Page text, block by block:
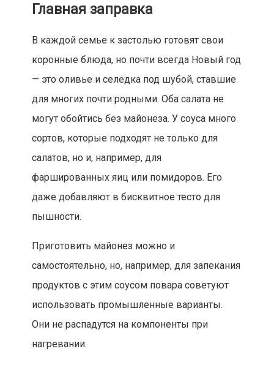
Главная заправка
В каждой семье к застолью готовят свои
коронные блюда, но почти всегда Новый год
— это оливье и селедка под шубой, ставшие
для многих почти родными. Оба салата не
могут обойтись без майонеза. У соуса много
сортов, которые подходят не только для
салатов, но и, например, для
фаршированных яиц или помидоров. Его
даже добавляют в бисквитное тесто для
пышности.
Приготовить майонез можно и
самостоятельно, но, например, для запекания
продуктов с этим соусом повара советуют
использовать промышленные варианты.
Они не распадутся на компоненты при
нагревании.